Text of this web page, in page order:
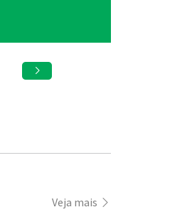
Veja mais